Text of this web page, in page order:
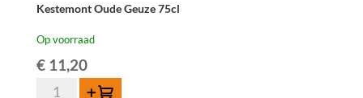
Kestemont Oude Geuze 75cl
Op voorraad
€11,20
KestemontToevoegen